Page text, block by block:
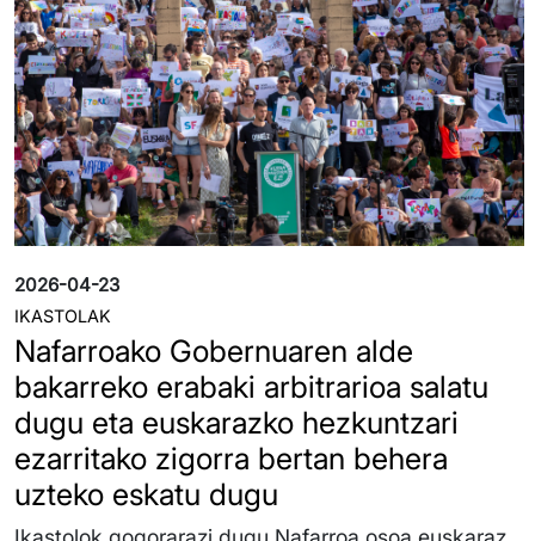
2026-04-23
IKASTOLAK
Nafarroako Gobernuaren alde
bakarreko erabaki arbitrarioa salatu
dugu eta euskarazko hezkuntzari
ezarritako zigorra bertan behera
uzteko eskatu dugu